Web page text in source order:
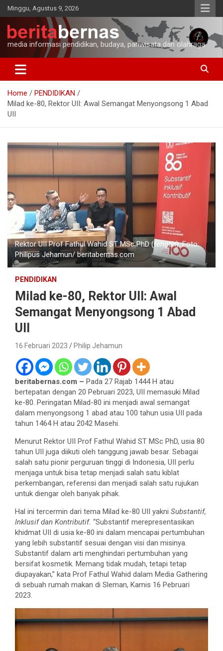
Skip
to
content
Minggu, Agustus 9, 2026
media informasi pendidikan, budaya, pariwisata dan olahraga
Home
PENDIDIKAN
Milad ke-80, Rektor UII: Awal Semangat Menyongsong 1 Abad
UII
Rektor UII Prof Fathul Wahid ST MSc PhD (tengah). Foto:
Philipus Jehamun/ beritabernas.com
PENDIDIKAN
Milad ke-80, Rektor UII: Awal
Semangat Menyongsong 1 Abad
UII
16 Februari 2023 Philip Jehamun
beritabernas.com – Pada 27 Rajab 1444 H atau
bertepatan dengan 20 Pebruari 2023, UII memasuki Milad
ke-80. Peringatan Milad-80 ini menjadi awal semangat
dalam menyongsong 1 abad atau 100 tahun usia UII pada
tahun 1464 H atau 2042 Masehi.
Menurut Rektor UII Prof Fathul Wahid ST MSc PhD, usia 80
tahun UII juga diikuti oleh tanggung jawab besar. Sebagai
salah satu pionir perguruan tinggi di Indonesia, UII perlu
menjaga untuk bisa tetap menjadi salah satu kiblat
perkembangan, referensi dan menjadi salah satu rujukan
untuk diengar oleh banyak pihak.
Hal ini tercermin dari tema Milad ke-80 UII yakni Substantif,
Inklusif dan Kontributif. “Substantif merepresentasikan
khidmat UII di usia ke-80 ini dalam mencapai pertumbuhan
yang lebih substantif sesuai dengan visi dan misinya.
Substantif dalam arti menghindari pertumbuhan yang
bersifat kosmetik. Memang tidak mudah, tetapi tetap
diupayakan,” kata Prof Fathul Wahid dalam Media Gathering
di sebuah rumah makan di Sleman, Kamis 16 Pebruari
2023.